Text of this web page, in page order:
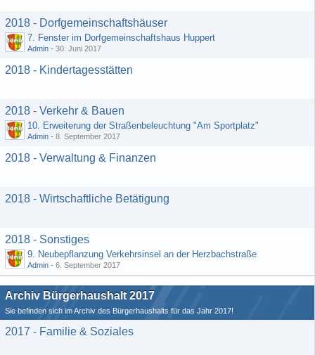
2018 - Dorfgemeinschaftshäuser
7. Fenster im Dorfgemeinschaftshaus Huppert
Admin - 30. Juni 2017
2018 - Kindertagesstätten
2018 - Verkehr & Bauen
10. Erweiterung der Straßenbeleuchtung "Am Sportplatz"
Admin - 8. September 2017
2018 - Verwaltung & Finanzen
2018 - Wirtschaftliche Betätigung
2018 - Sonstiges
9. Neubepflanzung Verkehrsinsel an der Herzbachstraße
Admin - 6. September 2017
Archiv Bürgerhaushalt 2017
Sie befinden sich im Archiv des Bürgerhaushalts für das Jahr 2017!
2017 - Familie & Soziales